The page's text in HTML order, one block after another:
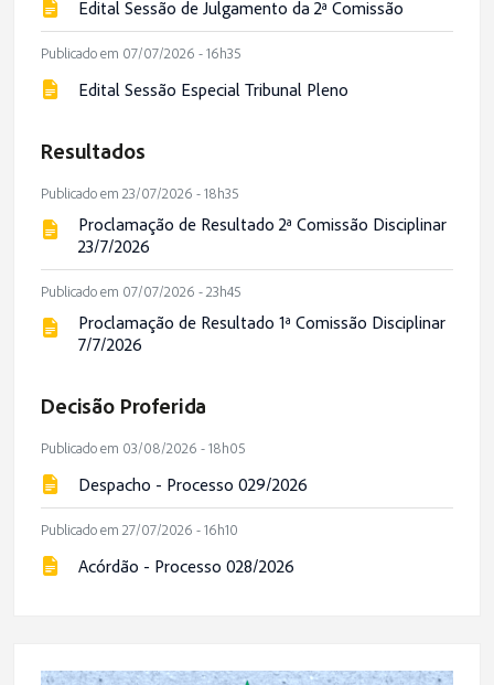
Edital Sessão de Julgamento da 2ª Comissão
Publicado em 07/07/2026 - 16h35
Edital Sessão Especial Tribunal Pleno
Resultados
Publicado em 23/07/2026 - 18h35
Proclamação de Resultado 2ª Comissão Disciplinar
23/7/2026
Publicado em 07/07/2026 - 23h45
Proclamação de Resultado 1ª Comissão Disciplinar
7/7/2026
Decisão Proferida
Publicado em 03/08/2026 - 18h05
Despacho - Processo 029/2026
Publicado em 27/07/2026 - 16h10
Acórdão - Processo 028/2026